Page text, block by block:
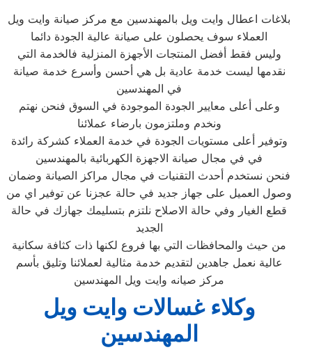
بلاغات اعطال وايت ويل بالمهندسين مع مركز صيانة وايت ويل
العملاء سوف يحصلون على صيانة عالية الجودة دائما
وليس فقط أفضل المنتجات الأجهزة المنزلية فالخدمة التي
نقدمها ليست خدمة عادية بل هي أحسن وأسرع خدمة صيانة
في المهندسين
وعلى أعلى معايير الجودة الموجودة في السوق فنحن نهتم
ونخدم وملتزمون بارضاء عملائنا
وتوفير أعلى مستويات الجودة في خدمة العملاء كشركة رائدة
في في مجال صيانة الاجهزة الكهربائية بالمهندسين
فنحن نستخدم أحدث التقنيات في مجال مراكز الصيانة وضمان
وصول العميل على جهاز جديد في حالة عجزنا عن توفير اي من
قطع الغيار وفي حالة الاصلاح نلتزم بتسليمك جهازك في حالة
الجديد
من حيث والمحافظات التي بها فروع لكنها ذات كثافة سكانية
عالية نعمل جاهدين لتقديم خدمة مثالية لعملائنا وتليق بأسم
مركز صيانه وايت ويل المهندسين
وكلاء غسالات وايت ويل
المهندسين